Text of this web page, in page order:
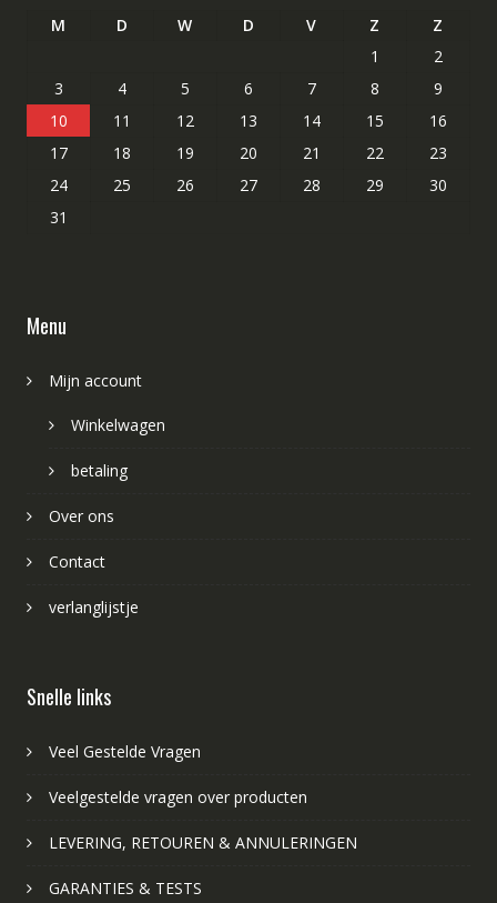
M D W D V Z
Z
1
2
3
4 5 6 7 8
9
10
11 12 13 14 15
16
17
18 19 20 21 22
23
24
25 26 27 28 29
30
31
Menu
Mijn account
Winkelwagen
betaling
Over ons
Contact
verlanglijstje
Snelle links
Veel Gestelde Vragen
Veelgestelde vragen over producten
LEVERING, RETOUREN & ANNULERINGEN
GARANTIES & TESTS